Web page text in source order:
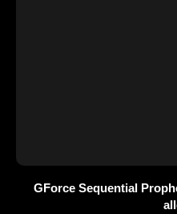
GForce Sequential